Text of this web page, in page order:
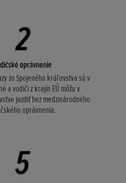
oprávnenie
zo Spojeného kráľovstva sú v
a vodiči z krajín EÚ môžu v
jazdiť bez medzinárodného
oprávnenia.